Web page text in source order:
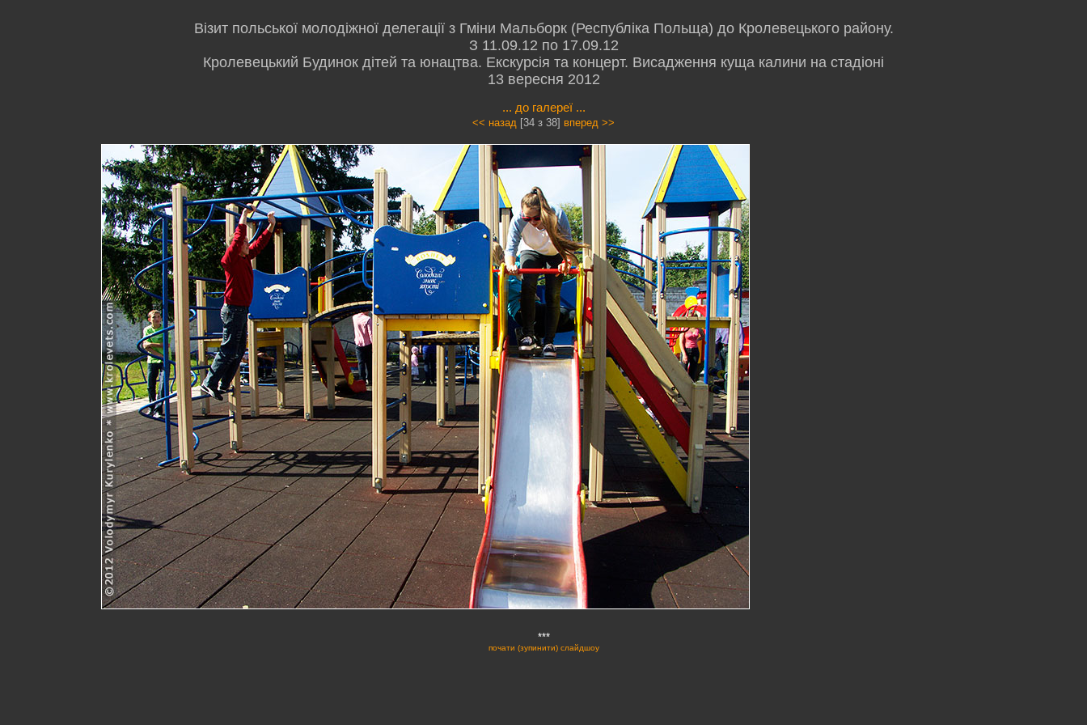
Візит польської молодіжної делегації з Гміни Мальборк (Республіка Польща) до Кролевецького району.
З 11.09.12 по 17.09.12
Кролевецький Будинок дітей та юнацтва. Екскурсія та концерт. Висадження куща калини на стадіоні
13 вересня 2012
... до галереї ...
<< назад [34 з 38] вперед >>
***
почати (зупинити) слайдшоу